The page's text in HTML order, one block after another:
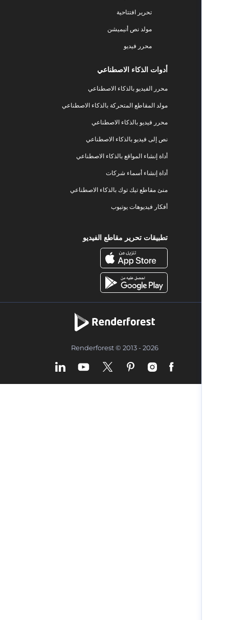
تحرير افتتاحية
مولد نص أنيميشن
محرر فيديو
أدوات الذكاء الاصطناعي
محرر الفيديو بالذكاء الاصطناعي
مولد المقاطع المتحركة بالذكاء الاصطناعي
محرر فيديو بالذكاء الاصطناعي
نص إلى فيديو بالذكاء الاصطناعي
أداة إنشاء المواقع بالذكاء الاصطناعي
أداة إنشاء أسماء شركات
منئ مقاطع تيك توك بالذكاء الاصطناعي
أفكار فيديوهات يوتيوب
تطبيقات تحرير مقاطع الفيديو
Renderforest © 2013 - 2026